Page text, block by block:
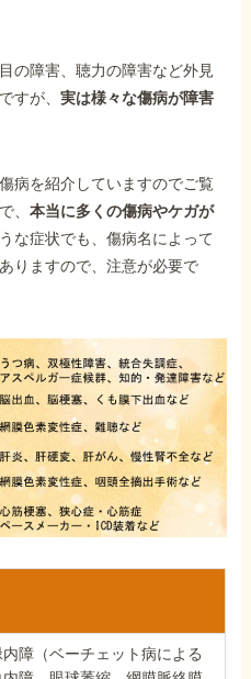
の障害、聴力の障害など外見
すが、実は様々な傷病が障害
病を紹介していますのでご覧
、本当に多くの傷病やケガが
な症状でも、傷病名によって
りますので、注意が必要で
障（ベーチェット病による